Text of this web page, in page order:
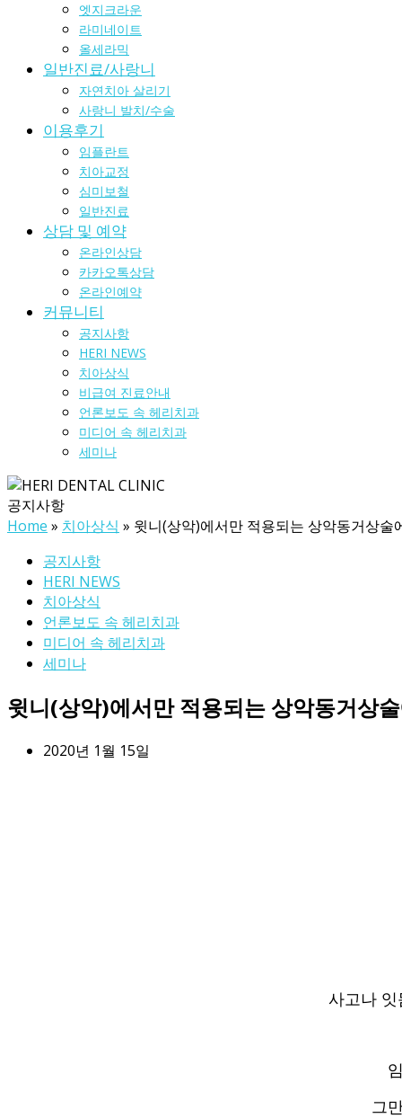
엣지크라운
라미네이트
올세라믹
일반진료/사랑니
자연치아 살리기
사랑니 발치/수술
이용후기
임플란트
치아교정
심미보철
일반진료
상담 및 예약
온라인상담
카카오톡상담
온라인예약
커뮤니티
공지사항
HERI NEWS
치아상식
비급여 진료안내
언론보도 속 헤리치과
미디어 속 헤리치과
세미나
공지사항
Home » 치아상식 » 윗니(상악)에서만 적용되는 상악동거상술
공지사항
HERI NEWS
치아상식
언론보도 속 헤리치과
미디어 속 헤리치과
세미나
윗니(상악)에서만 적용되는 상악동거상
2020년 1월 15일
사고나
그